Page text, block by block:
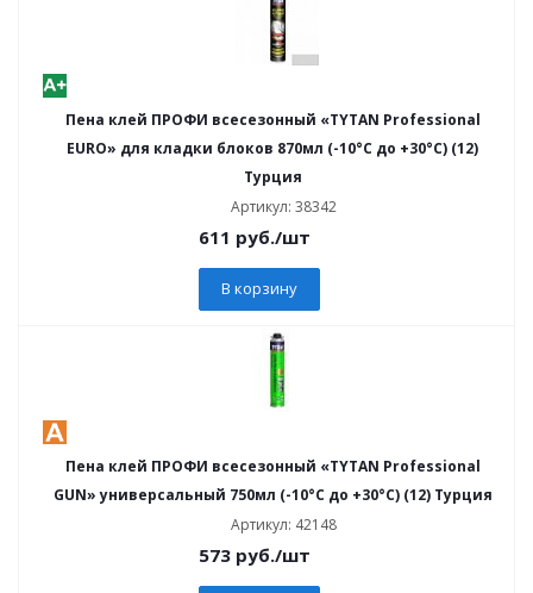
Пена клей ПРОФИ всесезонный «TYTAN Professional
EURO» для кладки блоков 870мл (-10°C до +30°C) (12)
Турция
Артикул: 38342
611 руб./шт
В корзину
Пена клей ПРОФИ всесезонный «TYTAN Professional
GUN» универсальный 750мл (-10°С до +30°С) (12) Турция
Артикул: 42148
573 руб./шт